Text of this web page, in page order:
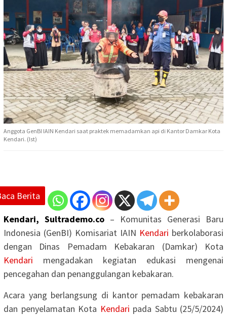
Anggota GenBI IAIN Kendari saat praktek memadamkan api di Kantor Damkar Kota
Kendari. (Ist)
Berita
Kendari, Sultrademo.co – Komunitas Generasi Baru
Indonesia (GenBI) Komisariat IAIN Kendari berkolaborasi
dengan Dinas Pemadam Kebakaran (Damkar) Kota
Kendari mengadakan kegiatan edukasi mengenai
pencegahan dan penanggulangan kebakaran.
Acara yang berlangsung di kantor pemadam kebakaran
dan penyelamatan Kota Kendari pada Sabtu (25/5/2024)